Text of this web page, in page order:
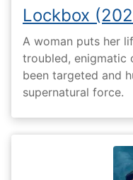
Lockbox
A woman puts her
troubled, enigmatic
been targeted and
supernatural force.